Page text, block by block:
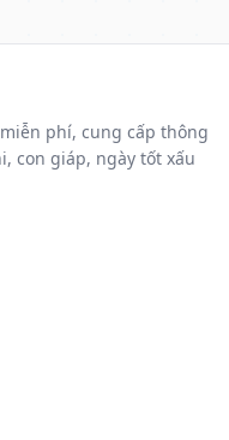
phí, cung cấp thông
con giáp, ngày tốt xấu